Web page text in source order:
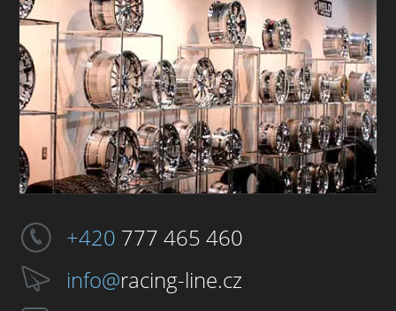
+420 777 465 460
info@racing-line.cz